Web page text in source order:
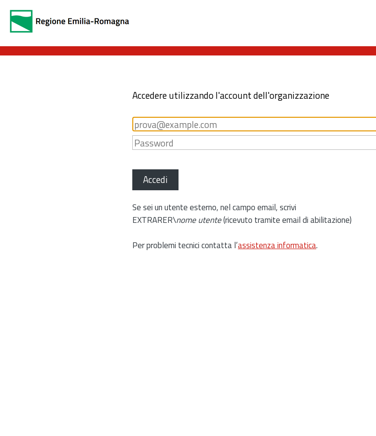
Accedere utilizzando l'account dell'organizzazione
Accedi
Se sei un utente esterno, nel campo email, scrivi
EXTRARER\nome utente(ricevuto tramite email di abilitazione)
Per problemi tecnici contatta l’assistenza informatica.